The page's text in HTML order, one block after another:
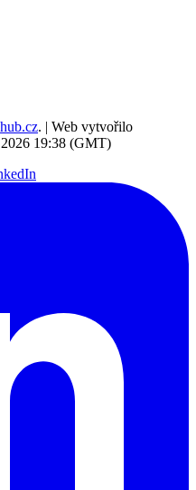
. | Web vytvořilo
19:38 (GMT)